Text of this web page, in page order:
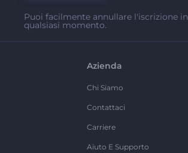
Puoi facilmente annullare l'iscrizione in
qualsiasi momento.
Azienda
Chi Siamo
Contattaci
Carriere
Aiuto E Supporto